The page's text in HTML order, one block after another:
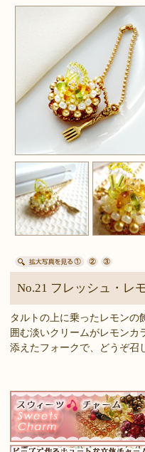
No.21 フレッシュ・レ
タルトの上に乗ったレモンの
囲む淡いクリームがレモンカ
添えたフォークで、どうぞ召